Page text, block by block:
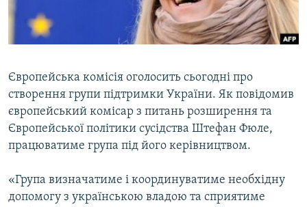
ВІДЕОУРОКИ «ELIFBE»
СВІДЧЕННЯ ОКУПАЦІЇ
ІНФОГРАФІКА
Русский
Qırımtatar
ДОЛУЧАЙСЯ!
Усі сайти RFE/RL
Європейська комісія оголосить сьогодні про
створення групи підтримки України. Як повідомив
європейський комісар з питань розширення та
Європейської політики сусідства Штефан Фюле,
працюватиме група під його керівництвом.
«Група визначатиме і координуватиме необхідну
допомогу з українською владою та сприятиме